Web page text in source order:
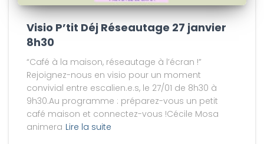
Visio P’tit Déj Réseautage 27 janvier
8h30
“Café à la maison, réseautage à l’écran !”
Rejoignez-nous en visio pour un moment
convivial entre escalien.e.s, le 27/01 de 8h30 à
9h30.Au programme : préparez-vous un petit
café maison et connectez-vous !Cécile Mosa
animera Lire la suite